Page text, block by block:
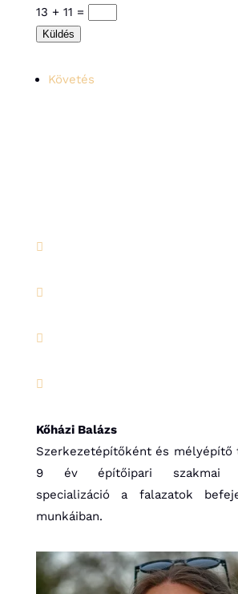
13 + 11 =
Küldés
Követés




Kőházi Balázs
Szerkezetépítőként és mélyépítő
9 év építőipari szakmai
specializáció a falazatok
munkáiban.